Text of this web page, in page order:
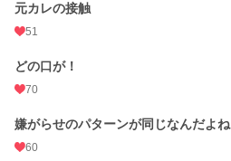
元カレの接触
51
どの口が！
70
嫌がらせのパターンが同じなんだよね
60